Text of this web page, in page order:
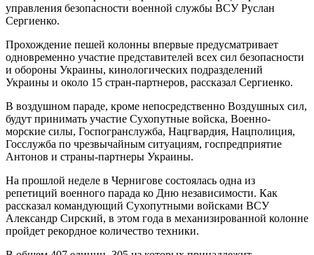
управления безопасности военной службы ВСУ Руслан
Сергиенко.
Прохождение пешей колонны впервые предусматривает
одновременно участие представителей всех сил безопасности
и обороны Украины, кинологических подразделений
Украины и около 15 стран-партнеров, рассказал Сергиенко.
В воздушном параде, кроме непосредственно Воздушных сил,
будут принимать участие Сухопутные войска, Военно-
морские силы, Госпогранслужба, Нацгвардия, Нацполиция,
Госслужба по чрезвычайным ситуациям, госпредприятие
Антонов и страны-партнеры Украины.
На прошлой неделе в Чернигове состоялась одна из
репетиций военного парада ко Дню независимости. Как
рассказал командующий Сухопутными войсками ВСУ
Александр Сирский, в этом года в механизированной колонне
пройдет рекордное количество техники.